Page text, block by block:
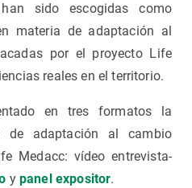
han sido escogidas como
materia de adaptación al
por el proyecto Life
reales en el territorio.
en tres formatos la
de adaptación al cambio
Medacc: vídeo entrevista-
y panel expositor.